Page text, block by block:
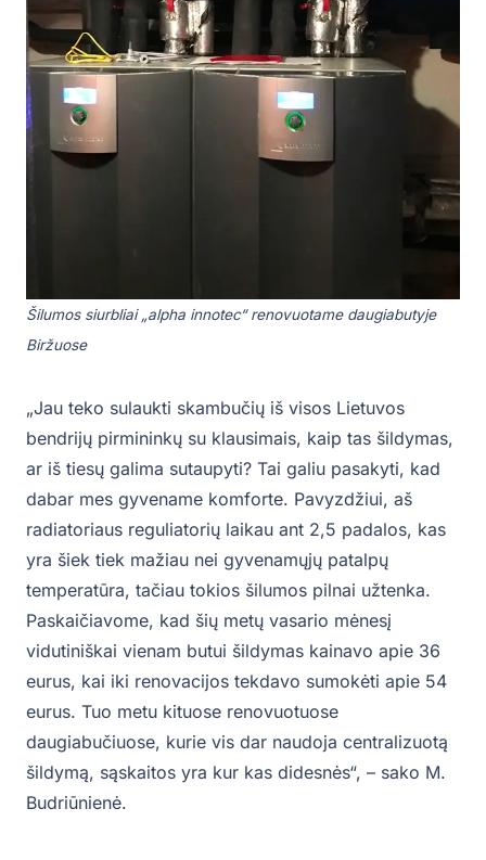
Šilumos siurbliai „alpha innotec“ renovuotame daugiabutyje
Biržuose
„Jau teko sulaukti skambučių iš visos Lietuvos
bendrijų pirmininkų su klausimais, kaip tas šildymas,
ar iš tiesų galima sutaupyti? Tai galiu pasakyti, kad
dabar mes gyvename komforte. Pavyzdžiui, aš
radiatoriaus reguliatorių laikau ant 2,5 padalos, kas
yra šiek tiek mažiau nei gyvenamųjų patalpų
temperatūra, tačiau tokios šilumos pilnai užtenka.
Paskaičiavome, kad šių metų vasario mėnesį
vidutiniškai vienam butui šildymas kainavo apie 36
eurus, kai iki renovacijos tekdavo sumokėti apie 54
eurus. Tuo metu kituose renovuotuose
daugiabučiuose, kurie vis dar naudoja centralizuotą
šildymą, sąskaitos yra kur kas didesnės“, – sako M.
Budriūnienė.